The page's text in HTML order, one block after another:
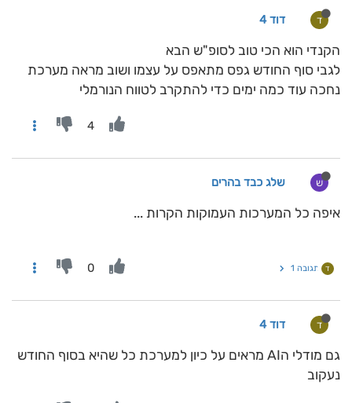
ד דוד 4
הקנדי הוא הכי טוב לסופ"ש הבא
לגבי סוף החודש גפס מתאפס על עצמו ושוב מראה מערכת
נחכה עוד כמה ימים כדי להתקרב לטווח הנורמלי
4
ש שלג כבד בהרים
איפה כל המערכות העמוקות הקרות ...
ד תגובה 1 0
ד דוד 4
גם מודלי הAI מראים על כיון למערכת כל שהיא בסוף החודש
נעקוב